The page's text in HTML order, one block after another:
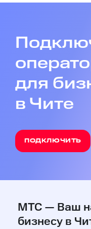
для
в Чите
ПОДКЛЮЧИТЬ
МТС — Ваш
бизнесу в